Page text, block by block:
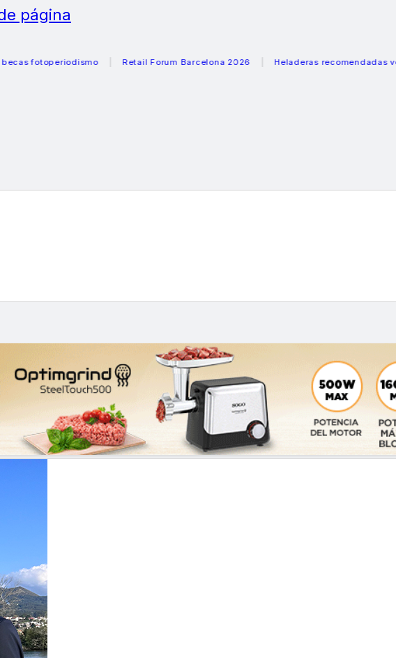
página
Retail Forum Barcelona 2026 Heladeras recomendadas verano